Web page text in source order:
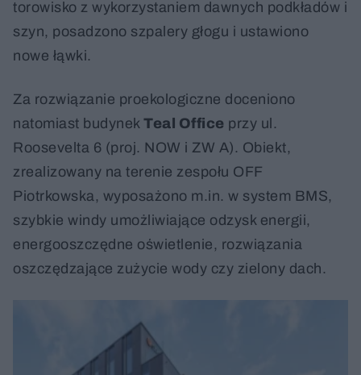
torowisko z wykorzystaniem dawnych podkładów i
szyn, posadzono szpalery głogu i ustawiono
nowe łąwki.
Za rozwiązanie proekologiczne doceniono
natomiast budynek Teal Office przy ul.
Roosevelta 6 (proj. NOW i ZW A). Obiekt,
zrealizowany na terenie zespołu OFF
Piotrkowska, wyposażono m.in. w system BMS,
szybkie windy umożliwiające odzysk energii,
energooszczędne oświetlenie, rozwiązania
oszczędzające zużycie wody czy zielony dach.